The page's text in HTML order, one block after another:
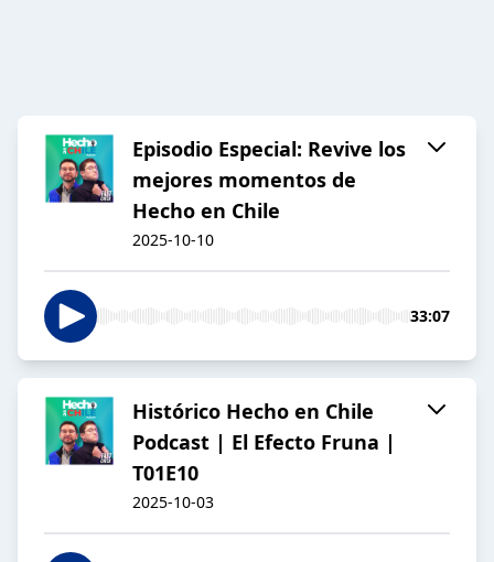
Episodio Especial: Revive los
mejores momentos de
Hecho en Chile
2025-10-10
33:07
Histórico Hecho en Chile
Podcast | El Efecto Fruna |
T01E10
2025-10-03